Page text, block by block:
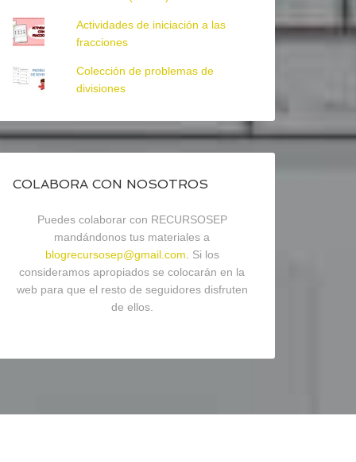
Actividades de iniciación a las
fracciones
Colección de problemas de
divisiones
COLABORA CON NOSOTROS
Puedes colaborar con RECURSOSEP
mandándonos tus materiales a
blogrecursosep@gmail.com . Si los
consideramos apropiados se colocarán en la
web para que el resto de seguidores disfruten
de ellos.